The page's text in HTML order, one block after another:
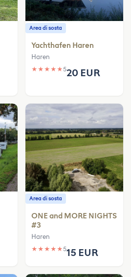
Area di sosta
Yachthafen Haren
Haren
★ ★ ★ ★ ★520 EUR
Area di sosta
ONE and MORE NIGHTS
#3
Haren
★ ★ ★ ★ ★515 EUR